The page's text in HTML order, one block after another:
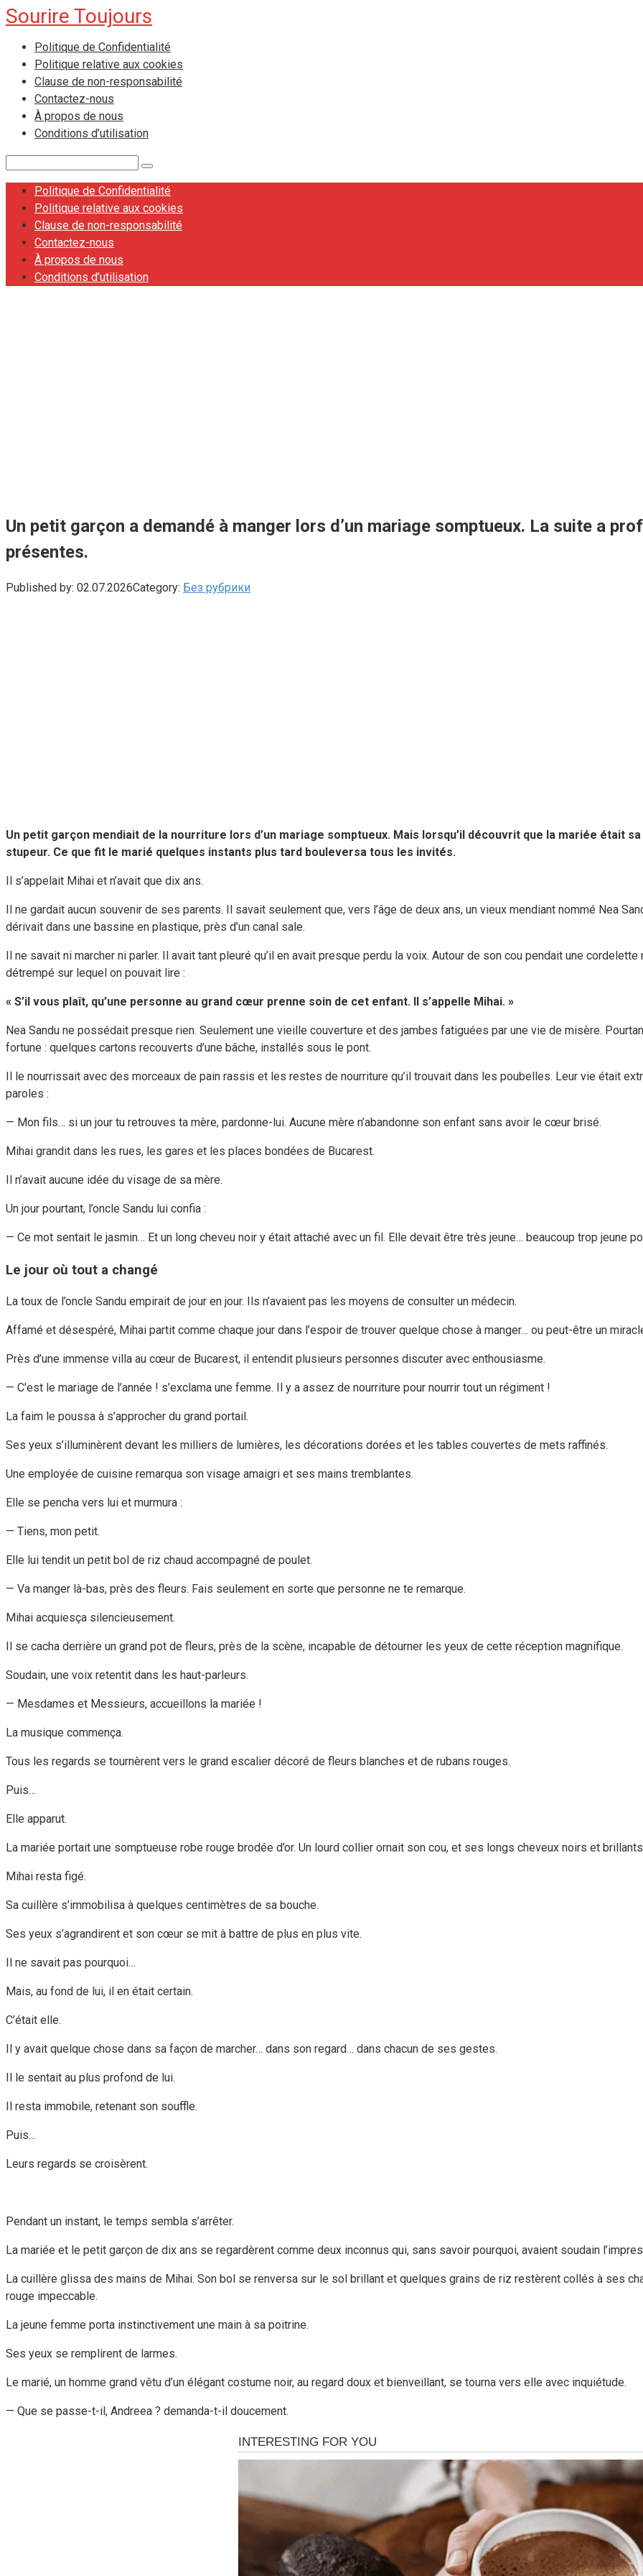
Skip
to
content
Sourire Toujours
Politique de Confidentialité
Politique relative aux cookies
Clause de non-responsabilité
Contactez-nous
À propos de nous
Conditions d’utilisation
Politique de Confidentialité
Politique relative aux cookies
Clause de non-responsabilité
Contactez-nous
À propos de nous
Conditions d’utilisation
Un petit garçon a demandé à manger lors d’un mariage somptueux. La suite a
présentes.
Published by: 02.07.2026Category: Без рубрики
Un petit garçon mendiait de la nourriture lors d’un mariage somptueux. Mais lorsqu’il découvrit que la mariée était
stupeur. Ce que fit le marié quelques instants plus tard bouleversa tous les invités.
Il s’appelait Mihai et n’avait que dix ans.
Il ne gardait aucun souvenir de ses parents. Il savait seulement que, vers l’âge de deux ans, un vieux mendiant nommé Nea
dérivait dans une bassine en plastique, près d’un canal sale.
Il ne savait ni marcher ni parler. Il avait tant pleuré qu’il en avait presque perdu la voix. Autour de son cou pendait une
détrempé sur lequel on pouvait lire :
« S’il vous plaît, qu’une personne au grand cœur prenne soin de cet enfant. Il s’appelle Mihai. »
Nea Sandu ne possédait presque rien. Seulement une vieille couverture et des jambes fatiguées par une vie de misère.
fortune : quelques cartons recouverts d’une bâche, installés sous le pont.
Il le nourrissait avec des morceaux de pain rassis et les restes de nourriture qu’il trouvait dans les poubelles. Leur vie était
paroles :
— Mon fils… si un jour tu retrouves ta mère, pardonne-lui. Aucune mère n’abandonne son enfant sans avoir le cœur brisé.
Mihai grandit dans les rues, les gares et les places bondées de Bucarest.
Il n’avait aucune idée du visage de sa mère.
Un jour pourtant, l’oncle Sandu lui confia :
— Ce mot sentait le jasmin… Et un long cheveu noir y était attaché avec un fil. Elle devait être très jeune… beaucoup trop jeune
Le jour où tout a changé
La toux de l’oncle Sandu empirait de jour en jour. Ils n’avaient pas les moyens de consulter un médecin.
Affamé et désespéré, Mihai partit comme chaque jour dans l’espoir de trouver quelque chose à manger… ou peut-être un
Près d’une immense villa au cœur de Bucarest, il entendit plusieurs personnes discuter avec enthousiasme.
— C’est le mariage de l’année ! s’exclama une femme. Il y a assez de nourriture pour nourrir tout un régiment !
La faim le poussa à s’approcher du grand portail.
Ses yeux s’illuminèrent devant les milliers de lumières, les décorations dorées et les tables couvertes de mets raffinés.
Une employée de cuisine remarqua son visage amaigri et ses mains tremblantes.
Elle se pencha vers lui et murmura :
— Tiens, mon petit.
Elle lui tendit un petit bol de riz chaud accompagné de poulet.
— Va manger là-bas, près des fleurs. Fais seulement en sorte que personne ne te remarque.
Mihai acquiesça silencieusement.
Il se cacha derrière un grand pot de fleurs, près de la scène, incapable de détourner les yeux de cette réception magnifique.
Soudain, une voix retentit dans les haut-parleurs.
— Mesdames et Messieurs, accueillons la mariée !
La musique commença.
Tous les regards se tournèrent vers le grand escalier décoré de fleurs blanches et de rubans rouges.
Puis…
Elle apparut.
La mariée portait une somptueuse robe rouge brodée d’or. Un lourd collier ornait son cou, et ses longs cheveux noirs et
Mihai resta figé.
Sa cuillère s’immobilisa à quelques centimètres de sa bouche.
Ses yeux s’agrandirent et son cœur se mit à battre de plus en plus vite.
Il ne savait pas pourquoi…
Mais, au fond de lui, il en était certain.
C’était elle.
Il y avait quelque chose dans sa façon de marcher… dans son regard… dans chacun de ses gestes.
Il le sentait au plus profond de lui.
Il resta immobile, retenant son souffle.
Puis…
Leurs regards se croisèrent.
Pendant un instant, le temps sembla s’arrêter.
La mariée et le petit garçon de dix ans se regardèrent comme deux inconnus qui, sans savoir pourquoi, avaient soudain
La cuillère glissa des mains de Mihai. Son bol se renversa sur le sol brillant et quelques grains de riz restèrent collés à ses
rouge impeccable.
La jeune femme porta instinctivement une main à sa poitrine.
Ses yeux se remplirent de larmes.
Le marié, un homme grand vêtu d’un élégant costume noir, au regard doux et bienveillant, se tourna vers elle avec inquiétude.
— Que se passe-t-il, Andreea ? demanda-t-il doucement.